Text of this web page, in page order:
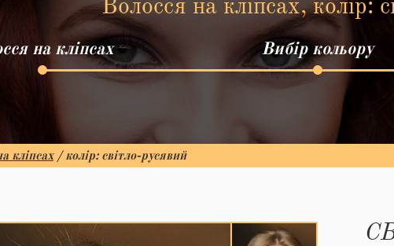
на кліпсах Вибір кольору
кліпсах/ колір: світло-русявий